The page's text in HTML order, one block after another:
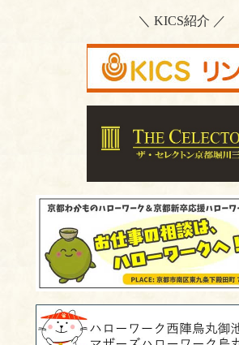
＼ KICS紹介 ／